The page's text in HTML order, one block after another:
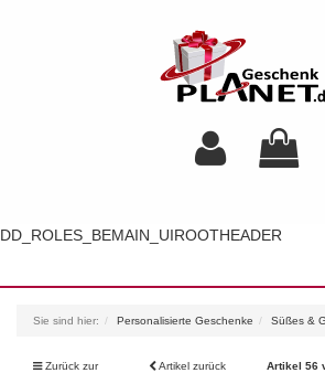
DD_ROLES_BEMAIN_UIROOTHEADER
Sie sind hier: Personalisierte Geschenke Süßes &
Zurück zur
Artikel zurück
Artikel 56